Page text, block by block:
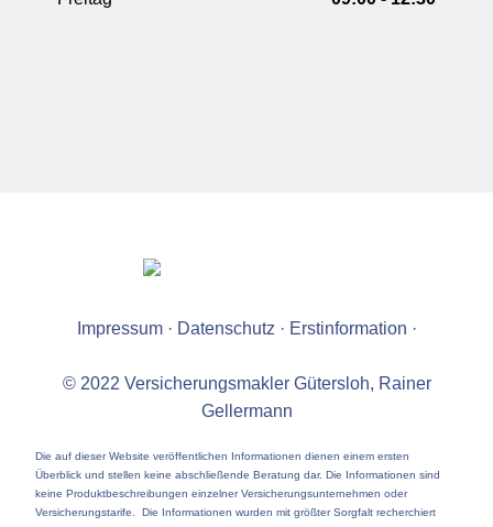
Impressum· Datenschutz· Erstinformation ·
© 2022 Versicherungsmakler Gütersloh, Rainer
Gellermann
Die auf dieser Website veröffentlichen Informationen dienen einem ersten
Überblick und stellen keine abschließende Beratung dar. Die Informationen sind
keine Produktbeschreibungen einzelner Versicherungsunternehmen oder
Versicherungstarife. Die Informationen wurden mit größter Sorgfalt recherchiert